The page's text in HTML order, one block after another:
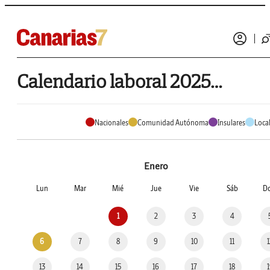
Calendario laboral 2025 de Puerto de la Cruz
Nacionales Comunidad Autónoma Insulares
Enero
Lun Mar Mié Jue Vie Sáb
1 2 3 4
6 7 8 9 10 11
13 14 15 16 17 18